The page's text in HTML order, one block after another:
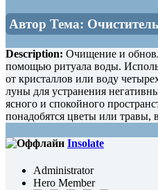
Автор Тема:
водой для дома
Description: Очищение и
помощью ритуала воды.
от кристаллов или воду
луны для устранения
ясного и спокойного
понадобятся цветы или травы,
Insolate
Administrator
Hero Member